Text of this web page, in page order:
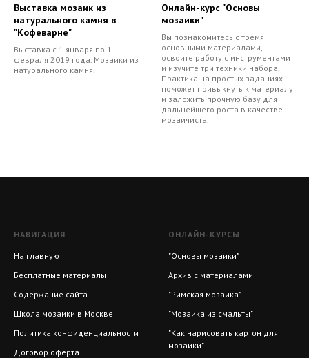
Выставка мозаик из
натурального камня в
"Кофеварне"
Выставка с 1 января по 1
февраля 2019 года. Мозаики из
натурального камня.
Онлайн-курс "Основы
мозаики"
Вы познакомитесь с тремя
основными материалами,
освоите работу с инструментами
и изучите три техники набора.
Практика на простых заданиях
поможет привыкнуть к материалу
и заложить прочную базу для
дальнейшего роста в качестве
мозаичиста.
НАВИГАЦИЯ
На главную
Бесплатные материалы
Содержание сайта
Школа мозаики в Москве
Политика конфиденциальности
Договор оферта
ОНЛАЙН-КУРСЫ
"Основы мозаики"
Архив с материалами
"Римская мозаика"
"Мозаика из смальты"
"Как нарисовать картон для
мозаики"